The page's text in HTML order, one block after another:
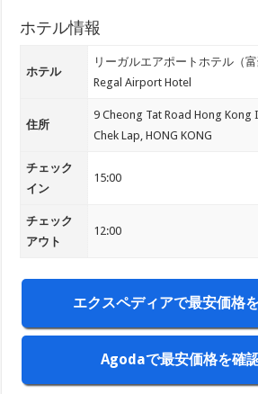
ホテル情報
ホテル
リーガルエアポートホテル（富
Regal Airport Hotel
住所
9 Cheong Tat Road Hong
Chek Lap, HONG KONG
チェック
イン
15:00
チェック
アウト
12:00
エクスペディアで最安価格
Agodaで最安価格を確